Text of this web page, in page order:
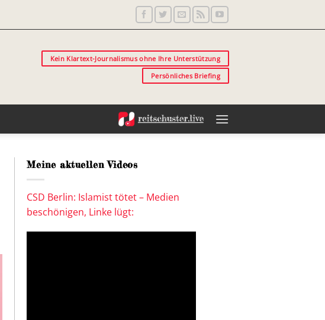
Kein Klartext-Journalismus ohne Ihre Unterstützung
Persönliches Briefing
Meine aktuellen Videos
CSD Berlin: Islamist tötet – Medien
beschönigen, Linke lügt: